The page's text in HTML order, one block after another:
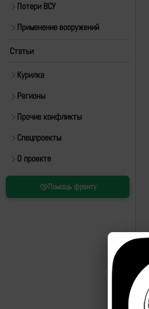
Потери ВСУ
Применение вооружений
Статьи
Курилка
Регионы
Прочие конфликты
Спецпроекты
О проекте
Помощь фронту